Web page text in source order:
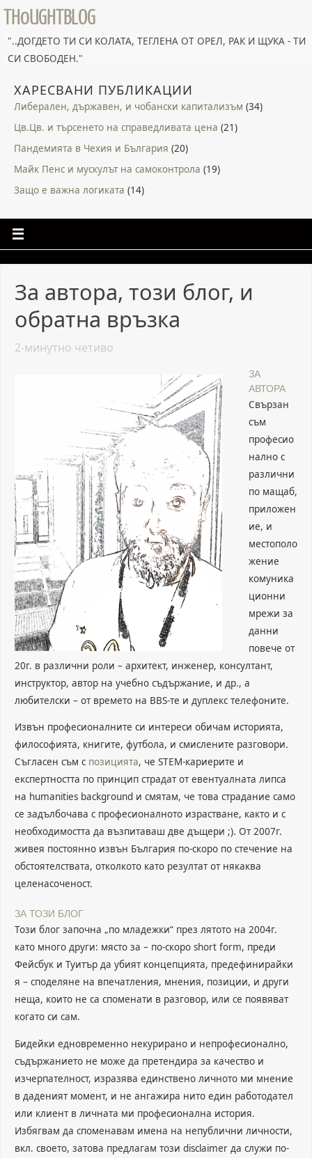
TH0UGHTBLOG
"..ДОГДЕТО ТИ СИ КОЛАТА, ТЕГЛЕНА ОТ ОРЕЛ, РАК И ЩУКА - ТИ
СИ СВОБОДЕН."
ХАРЕСВАНИ ПУБЛИКАЦИИ
Либерален, държавен, и чобански капитализъм (34)
Цв.Цв. и търсенето на справедливата цена (21)
Пандемията в Чехия и България (20)
Майк Пенс и мускулът на самоконтрола (19)
Защо е важна логиката (14)
За автора, този блог, и
обратна връзка
2-минутно четиво
ЗА
АВТОРА
Свързан
съм
професио
нално с
различни
по мащаб,
приложен
ие, и
местополо
жение
комуника
ционни
мрежи за
данни
повече от
20г. в различни роли – архитект, инженер, консултант,
инструктор, автор на учебно съдържание, и др., а
любителски – от времето на BBS-те и дуплекс телефоните.
Извън професионалните си интереси обичам историята,
философията, книгите, футбола, и смислените разговори.
Съгласен съм с позицията, че STEM-кариерите и
експертността по принцип страдат от евентуалната липса
на humanities background и смятам, че това страдание само
се задълбочава с професионалното израстване, както и с
необходимостта да възпитаваш две дъщери ;). От 2007г.
живея постоянно извън България по-скоро по стечение на
обстоятелствата, отколкото като резултат от някаква
целенасоченост.
ЗА ТОЗИ БЛОГ
Този блог започна „по младежки“ през лятото на 2004г.
като много други: място за – по-скоро short form, преди
Фейсбук и Туитър да убият концепцията, предефинирайки
я – споделяне на впечатления, мнения, позиции, и други
неща, които не са споменати в разговор, или се появяват
когато си сам.
Бидейки едновременно некурирано и непрофесионално,
съдържанието не може да претендира за качество и
изчерпателност, изразява единствено личното ми мнение
в даденият момент, и не ангажира нито един работодател
или клиент в личната ми професионална история.
Избягвам да споменавам имена на непублични личности,
вкл. своето, затова предлагам този disclaimer да служи по-